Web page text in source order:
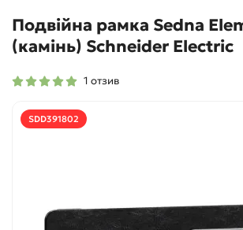
Подвійна рамка Sedna
(камінь) Schneider Electric
1 отзив
SDD391802